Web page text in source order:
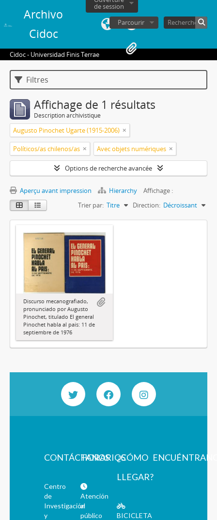
Archivo
Cidoc
de session
Parcourir
Cidoc - Universidad Finis Terrae
Filtres
Affichage de 1 résultats
Description archivistique
Augusto Pinochet Ugarte (1915-2006)
Políticos/as chilenos/as Avec objets numériques
Options de recherche avancée
Aperçu avant impression Hierarchy
Affichage :
Trier par: Titre Direction: Décroissant
Discurso mecanografiado,
pronunciado por Augusto
Pinochet, titulado El general
Pinochet habla al país: 11 de
septiembre de 1976
CONTÁCTANOS
Centro
de
Investigación
y
HORARIOS
Atención
al
público
¿CÓMO
LLEGAR?
BICICLETA